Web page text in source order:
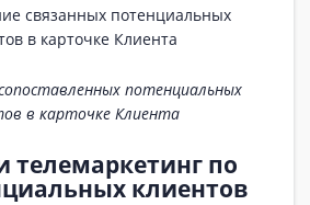
потенциальных
в карточке Клиента
телемаркетинг по
клиентов